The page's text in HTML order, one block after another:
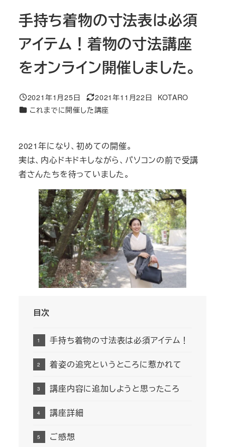
手持ち着物の寸法表は必須
アイテム！着物の寸法講座
をオンライン開催しました。
投稿日
2021年1月25日
更新日
2021年11月22日
著
KOTARO
カテゴリー
これまでに開催した講座
2021年になり、初めての開催。
実は、内心ドキドキしながら、パソコンの前で受講
者さんたちを待っていました。
目次
手持ち着物の寸法表は必須アイテム！
着姿の追究というところに惹かれて
講座内容に追加しようと思ったころ
講座詳細
ご感想